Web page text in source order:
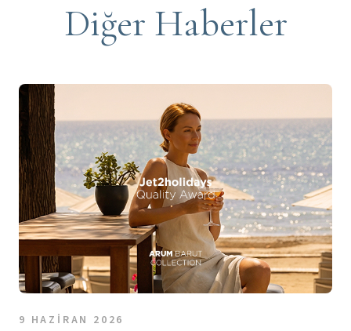
Diğer Haberler
9 HAZİRAN 2026